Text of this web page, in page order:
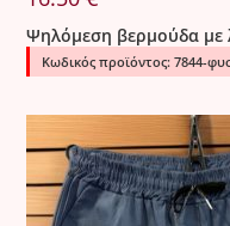
Ψηλόμεση βερμούδα με
Κωδικός προϊόντος: 7844-